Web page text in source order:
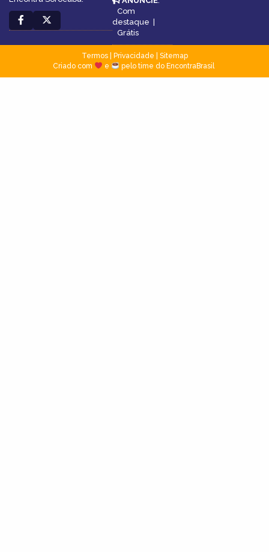
Com
destaque |
Grátis
Termos| Privacidade
Sitemap
Criado com
e pelo time do EncontraBrasil